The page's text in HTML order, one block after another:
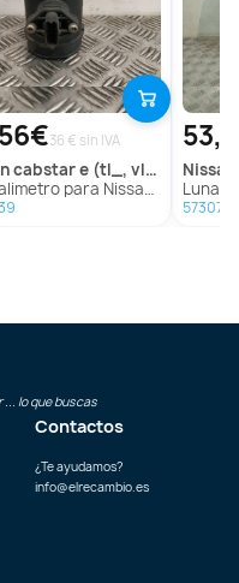
36 € sin IVA
cabstar e (tl_, vl_)
para Nissan Cabstar E (Tl_, Vl_)
nissan
Luna
5730784
lo que buscas
Contactos
¿Te ayudamos?
info@elrecambio.es